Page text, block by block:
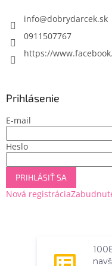
info@dobrydarcek.sk
0911507767
https://
Prihlásenie
E-mail
Heslo
PRIHLÁSIŤ SA
Nová registrácia